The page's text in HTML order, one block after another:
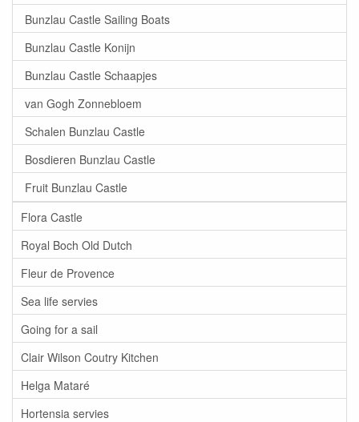
Bunzlau Castle Sailing Boats
Bunzlau Castle Konijn
Bunzlau Castle Schaapjes
van Gogh Zonnebloem
Schalen Bunzlau Castle
Bosdieren Bunzlau Castle
Fruit Bunzlau Castle
Flora Castle
Royal Boch Old Dutch
Fleur de Provence
Sea life servies
Going for a sail
Clair Wilson Coutry Kitchen
Helga Mataré
Hortensia servies